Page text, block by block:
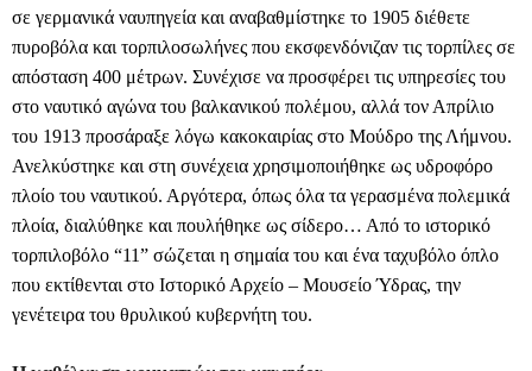
σε γερμανικά ναυπηγεία και αναβαθμίστηκε το 1905 διέθετε
πυροβόλα και τορπιλοσωλήνες που εκσφενδόνιζαν τις τορπίλες σε
απόσταση 400 μέτρων. Συνέχισε να προσφέρει τις υπηρεσίες του
στο ναυτικό αγώνα του βαλκανικού πολέμου, αλλά τον Απρίλιο
του 1913 προσάραξε λόγω κακοκαιρίας στο Μούδρο της Λήμνου.
Ανελκύστηκε και στη συνέχεια χρησιμοποιήθηκε ως υδροφόρο
πλοίο του ναυτικού. Αργότερα, όπως όλα τα γερασμένα πολεμικά
πλοία, διαλύθηκε και πουλήθηκε ως σίδερο… Από το ιστορικό
τορπιλοβόλο “11” σώζεται η σημαία του και ένα ταχυβόλο όπλο
που εκτίθενται στο Ιστορικό Αρχείο – Μουσείο Ύδρας, την
γενέτειρα του θρυλικού κυβερνήτη του.